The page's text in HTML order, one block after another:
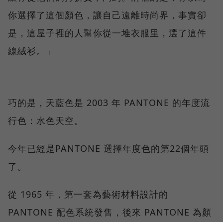
你選擇了這個顏色，讓自己遠離時尚界，事實卻
是，這屋子裡的人幫你從一堆衣服里，選了這件
線絨衫。」
巧的是，天藍色是 2003 年 PANTONE 的年度流
行色：水色天空。
今年已經是PANTONE 選擇年度色的第22個年頭
了。
從 1965 年，第一套為藝術材料設計的
PANTONE 配色系統發售，後來 PANTONE 為顏